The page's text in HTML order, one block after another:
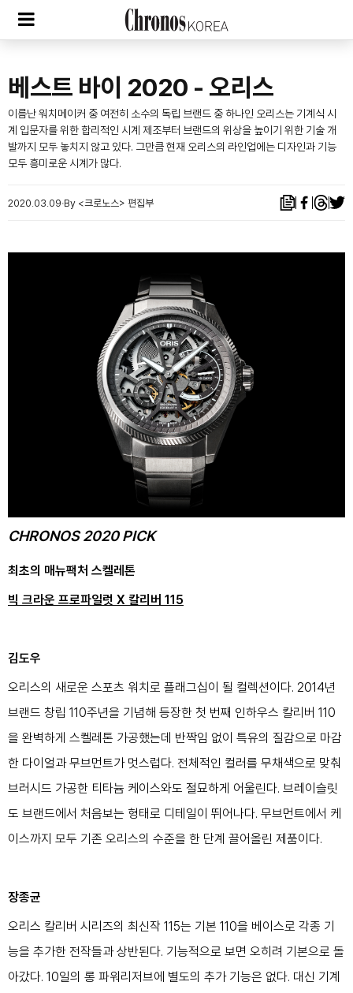
베스트 바이 2020 - 오리스
이름난 워치메이커 중 여전히 소수의 독립 브랜드 중 하나인 오리스는 기계식 시
계 입문자를 위한 합리적인 시계 제조부터 브랜드의 위상을 높이기 위한 기술 개
발까지 모두 놓치지 않고 있다. 그만큼 현재 오리스의 라인업에는 디자인과 기능
모두 흥미로운 시계가 많다.
2020.03.09 By <크로노스> 편집부
CHRONOS 2020 PICK
최초의 매뉴팩처 스켈레톤
빅 크라운 프로파일럿 X 칼리버 115
김도우
오리스의 새로운 스포츠 워치로 플래그십이 될 컬렉션이다. 2014년
브랜드 창립 110주년을 기념해 등장한 첫 번째 인하우스 칼리버 110
을 완벽하게 스켈레톤 가공했는데 반짝임 없이 특유의 질감으로 마감
한 다이얼과 무브먼트가 멋스럽다. 전체적인 컬러를 무채색으로 맞춰
브러시드 가공한 티타늄 케이스와도 절묘하게 어울린다. 브레이슬릿
도 브랜드에서 처음보는 형태로 디테일이 뛰어나다. 무브먼트에서 케
이스까지 모두 기존 오리스의 수준을 한 단계 끌어올린 제품이다.
장종균
오리스 칼리버 시리즈의 최신작 115는 기본 110을 베이스로 각종 기
능을 추가한 전작들과 상반된다. 기능적으로 보면 오히려 기본으로 돌
아갔다. 10일의 롱 파워리저브에 별도의 추가 기능은 없다. 대신 기계